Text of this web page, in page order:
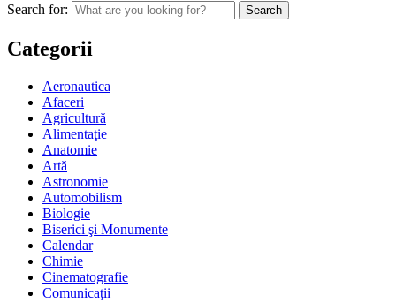
Search for:
Categorii
Aeronautica
Afaceri
Agricultură
Alimentaţie
Anatomie
Artă
Astronomie
Automobilism
Biologie
Biserici şi Monumente
Calendar
Chimie
Cinematografie
Comunicaţii